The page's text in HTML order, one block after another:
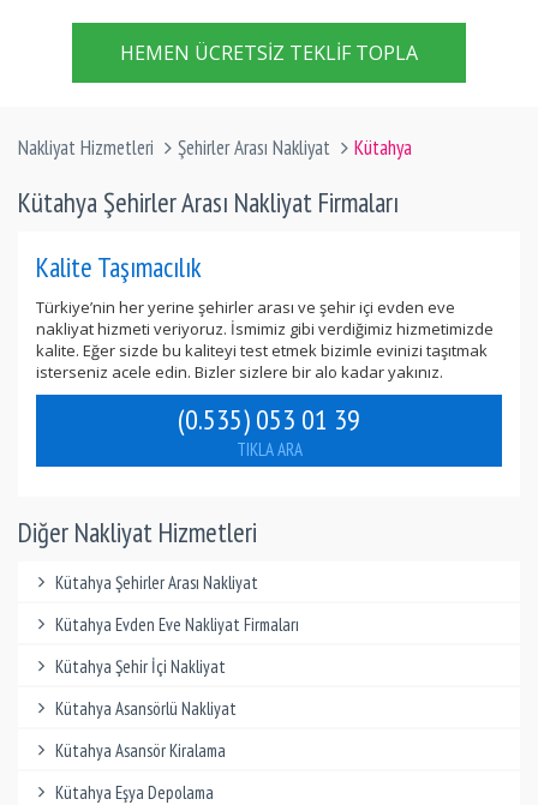
HEMEN ÜCRETSIZ TEKLIF TOPLA
Nakliyat Hizmetleri Şehirler Arası Nakliyat Kütahya
Kütahya Şehirler Arası Nakliyat Firmaları
Kalite Taşımacılık
Türkiye’nin her yerine şehirler arası ve şehir içi evden eve
nakliyat hizmeti veriyoruz. İsmimiz gibi verdiğimiz hizmetimizde
kalite. Eğer sizde bu kaliteyi test etmek bizimle evinizi taşıtmak
isterseniz acele edin. Bizler sizlere bir alo kadar yakınız.
(0.535) 053 01 39
TIKLA ARA
Diğer Nakliyat Hizmetleri
Kütahya Şehirler Arası Nakliyat
Kütahya Evden Eve Nakliyat Firmaları
Kütahya Şehir İçi Nakliyat
Kütahya Asansörlü Nakliyat
Kütahya Asansör Kiralama
Kütahya Eşya Depolama